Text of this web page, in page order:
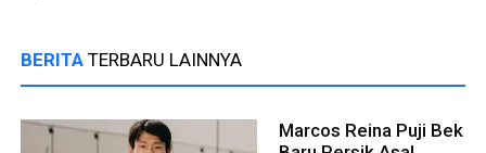
BERITA TERBARU LAINNYA
Marcos Reina Puji Bek